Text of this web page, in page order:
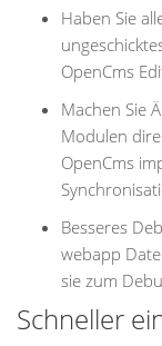
Haben Sie
OpenCms
Machen Sie
Modulen
OpenCms
Besseres
webapp
sie zum
Schneller